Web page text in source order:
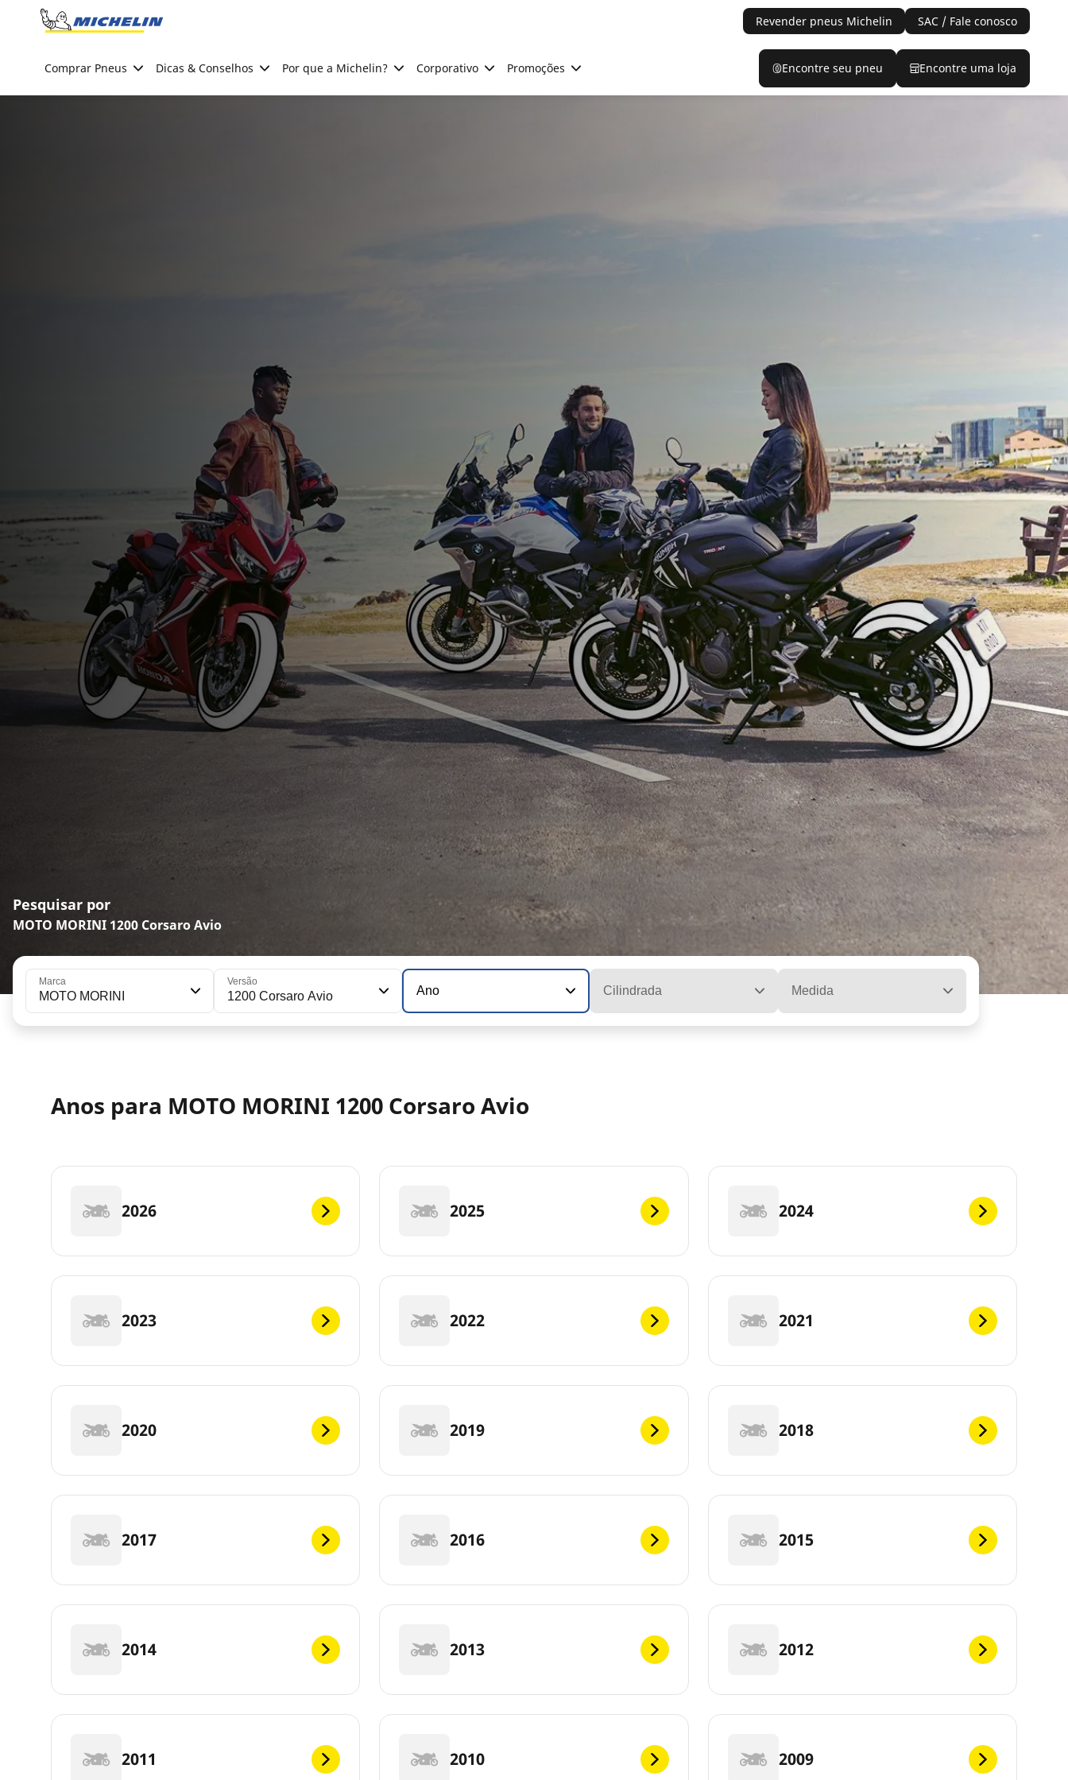
Go to page content
Revender pneus Michelin SAC / Fale conosco
Comprar Pneus Dicas & Conselhos Por que a Michelin? Corporativo Promoções Encontre seu pneu Encontre uma loja
Pesquisar por
MOTO MORINI 1200 Corsaro Avio
Marca
MOTO MORINI
Versão
1200 Corsaro Avio Ano Cilindrada Medida
Anos para MOTO MORINI 1200 Corsaro Avio
2026 2025 2024
2023 2022 2021
2020 2019 2018
2017 2016 2015
2014 2013 2012
2011 2010 2009